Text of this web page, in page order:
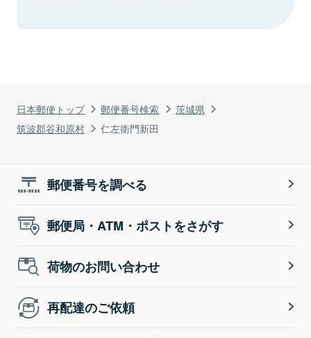
日本郵便トップ 郵便番号検索
茨城県
筑波郡谷和原村
仁左衛門新田
郵便番号を調べる
郵便局・ATM・ポストをさがす
荷物のお問い合わせ
再配達のご依頼